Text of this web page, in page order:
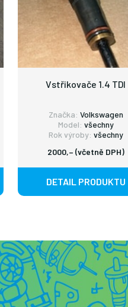
Vstřikovače 1.4 TDI
Značka: Volkswagen
Model: všechny
Rok výroby: všechny
2000,– (včetně DPH)
DETAIL PRODUKTU